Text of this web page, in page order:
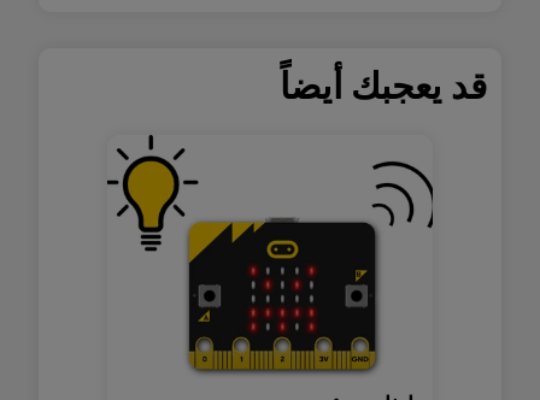
قد يعجبك أيضاً